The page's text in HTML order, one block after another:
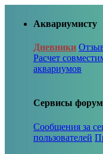
Аквариумисту
Дневники
Расчет
аквариумов
Сервисы
Сообщения за
пользователей